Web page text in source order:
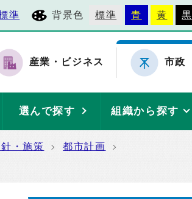
準 背景色 標準 青 黄 黒
産業・ビジネス 市政
選んで探す 組織から探す
・施策
都市計画